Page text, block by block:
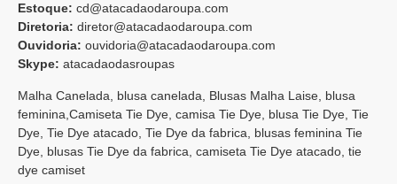
Estoque: cd@atacadaodaroupa.com
Diretoria: diretor@atacadaodaroupa.com
Ouvidoria: ouvidoria@atacadaodaroupa.com
Skype: atacadaodasroupas
Malha Canelada, blusa canelada, Blusas Malha Laise, blusa
feminina,Camiseta Tie Dye, camisa Tie Dye, blusa Tie Dye, Tie
Dye, Tie Dye atacado, Tie Dye da fabrica, blusas feminina Tie
Dye, blusas Tie Dye da fabrica, camiseta Tie Dye atacado, tie
dye camiset